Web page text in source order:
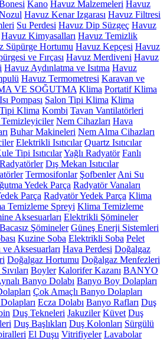
Kano Havuz Malzemeleri Havuz
Havuz Kenar Izgarası Havuz Filtresi
Su Perdesi Havuz Dip Süzgeç Havuz
Havuz Kimyasalları Havuz Temizlik
Süpürge Hortumu Havuz Kepçesi Havuz
ve Fırçası Havuz Merdiveni Havuz
Havuz Aydınlatma ve Isıtma Havuz
Havuz Termometresi Karavan ve
VE SOĞUTMA Klima Portatif Klima
Isı Pompası Salon Tipi Klima Klima
Klima Kombi Tavan Vantilatörleri
Nem Cihazları Hava
Buhar Makineleri Nem Alma Cihazları
Elektrikli Isıtıcılar Quartz Isıtıcılar
Tipi IsıtıcılarYağlı Radyatör Fanlı
Dış Mekan Isıtıcılar
Termosifonlar Şofbenler Ani Su
Yedek Parça Radyatör Vanaları
Parça Radyatör Yedek Parça Klima
Temizleme Spreyi Klima Temizleme
Aksesuarları Elektrikli Şömineler
Bacasız Şömineler Güneş Enerji Sistemleri
Kuzine Soba Elektrikli Soba Pelet
Aksesuarları Hava Perdesi Doğalgaz
Doğalgaz Hortumu Doğalgaz Menfezleri
Boyler Kalorifer Kazanı BANYO
Banyo Dolabı Banyo Boy Dolapları
Çok Amaçlı Banyo Dolapları
Ecza Dolabı Banyo Rafları Duş
Duş Tekneleri Jakuziler Küvet Duş
Duş Başlıkları Duş Kolonları Sürgülü
El Duşu Vitrifiyeler Lavabolar